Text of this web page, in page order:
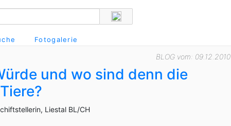
Fotogalerie
BLOG vom: 09.12.2010
und wo sind denn die
Liestal BL/CH